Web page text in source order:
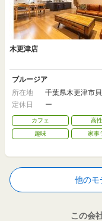
木更津店
ブルージア
所在地
千葉県木更津市
定休日 ー
カフェ
高
趣味
家事
他のモ
この会